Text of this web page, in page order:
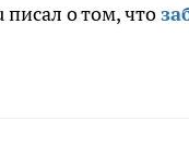
о том, что